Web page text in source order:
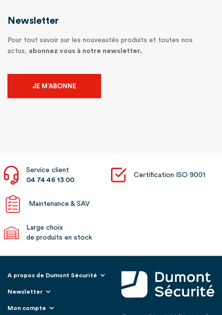
Newsletter
Pour tout savoir sur les nouveautés produits et toutes nos
actus, abonnez vous à notre newsletter.
JE M’ABONNE
Service client
04 74 46 13 00
Certification ISO 9001
Maintenance & SAV
Large choix
de produits en stock
A propos de Dumont Sécurité
Newsletter
Mon compte